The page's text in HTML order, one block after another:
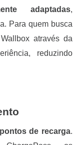
adaptadas,
Para quem busca
através da
reduzindo
de recarga.